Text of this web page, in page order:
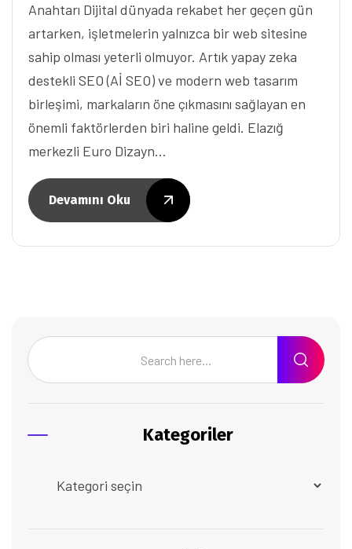
Anahtarı Dijital dünyada rekabet her geçen gün
artarken, işletmelerin yalnızca bir web sitesine
sahip olması yeterli olmuyor. Artık yapay zeka
destekli SEO (Aİ SEO) ve modern web tasarım
birleşimi, markaların öne çıkmasını sağlayan en
önemli faktörlerden biri haline geldi. Elazığ
merkezli Euro Dizayn…
Devamını Oku
Kategoriler